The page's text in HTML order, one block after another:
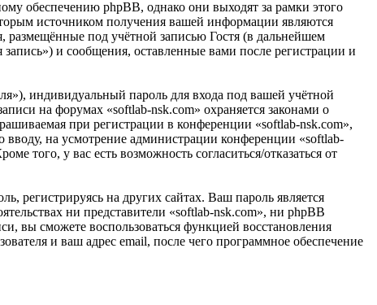
обеспечению phpBB, однако они выходят за рамки этого
источником получения вашей информации являются
под учётной записью Гостя (в дальнейшем
и сообщения, оставленные вами после регистрации и
индивидуальный пароль для входа под вашей учётной
на форумах «softlab-nsk.com» охраняется законами о
при регистрации в конференции «softlab-nsk.com»,
вводу, на усмотрение администрации конференции «softlab-
того, у вас есть возможность согласиться/отказаться от
регистрируясь на других сайтах. Ваш пароль является
ни представители «softlab-nsk.com», ни phpBB
вы сможете воспользоваться функцией восстановления
и ваш адрес email, после чего программное обеспечение